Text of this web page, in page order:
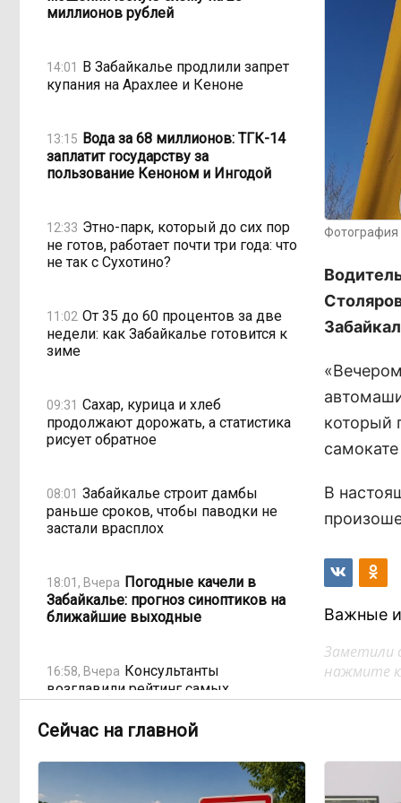
миллионов рублей
14:01 В Забайкалье продлили запрет
купания на Арахлее и Кеноне
13:15 Вода за 68 миллионов: ТГК-14
заплатит государству за
пользование Кеноном и Ингодой
12:33 Этно-парк, который до сих пор
не готов, работает почти три года: что
не так с Сухотино?
11:02 От 35 до 60 процентов за две
недели: как Забайкалье готовится к
зиме
09:31 Сахар, курица и хлеб
продолжают дорожать, а статистика
рисует обратное
08:01 Забайкалье строит дамбы
раньше сроков, чтобы паводки не
застали врасплох
18:01, Вчера Погодные качели в
Забайкалье: прогноз синоптиков на
ближайшие выходные
16:58, Вчера Консультанты
возглавили рейтинг самых
высокооплачиваемых подработок
за смену в ДФО
«Ждать некогда»:
жители подтопленного Угдана
Фотография
который
В
Важные
Заметили
нажмите
Сейчас на главной